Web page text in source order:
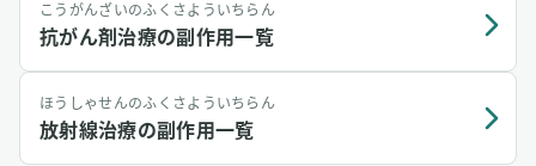
こうがんざいのふくさよういちらん
抗がん剤治療の副作用一覧
ほうしゃせんのふくさよういちらん
放射線治療の副作用一覧